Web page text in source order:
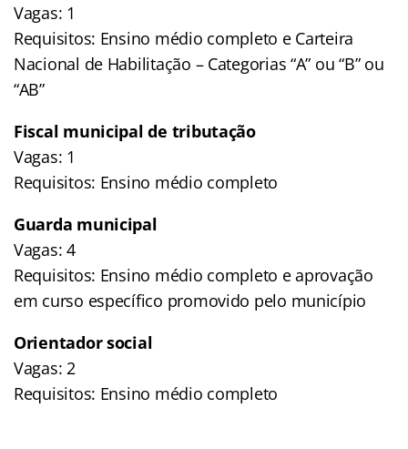
Vagas: 1
Requisitos: Ensino médio completo e Carteira
Nacional de Habilitação – Categorias “A” ou “B” ou
“AB”
Fiscal municipal de tributação
Vagas: 1
Requisitos: Ensino médio completo
Guarda municipal
Vagas: 4
Requisitos: Ensino médio completo e aprovação
em curso específico promovido pelo município
Orientador social
Vagas: 2
Requisitos: Ensino médio completo